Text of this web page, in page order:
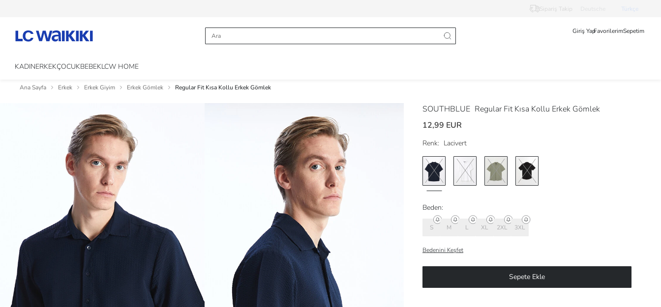
Sipariş Takip Türkçe
Giriş YapFavorilerimSepetim
KADINERKEKÇOCUKBEBEKLCW HOME
Ana Sayfa Erkek Erkek Giyim Erkek Gömlek Regular Fit Kısa Kollu Erkek Gömlek
SOUTHBLUE Regular Fit Kısa Kollu Erkek Gömlek
12,99 EUR
Renk: Lacivert
Beden:
S M L XL 2XL 3XL
Bedenini Keşfet
Sepete Ekle